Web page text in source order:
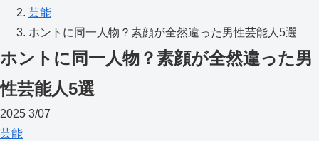
芸能
ホントに同一人物？素顔が全然違った男性芸能人5選
ホントに同一人物？素顔が全然違った男
性芸能人5選
2025 3/07
芸能